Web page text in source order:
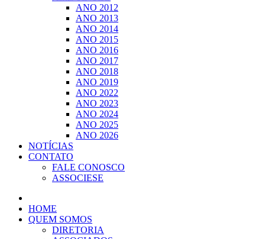
ANO 2012
ANO 2013
ANO 2014
ANO 2015
ANO 2016
ANO 2017
ANO 2018
ANO 2019
ANO 2022
ANO 2023
ANO 2024
ANO 2025
ANO 2026
NOTÍCIAS
CONTATO
FALE CONOSCO
ASSOCIESE
HOME
QUEM SOMOS
DIRETORIA